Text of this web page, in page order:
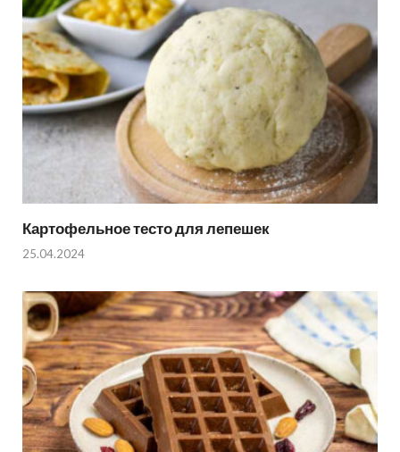
Картофельное тесто для лепешек
25.04.2024